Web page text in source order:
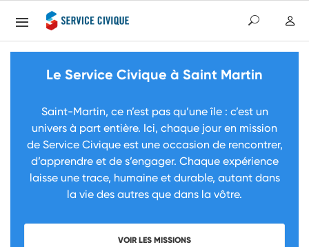
Le Service Civique à Saint Martin
Saint-Martin, ce n’est pas qu’une île : c’est un
univers à part entière. Ici, chaque jour en mission
de Service Civique est une occasion de rencontrer,
d’apprendre et de s’engager. Chaque expérience
laisse une trace, humaine et durable, autant dans
la vie des autres que dans la vôtre.
VOIR LES MISSIONS